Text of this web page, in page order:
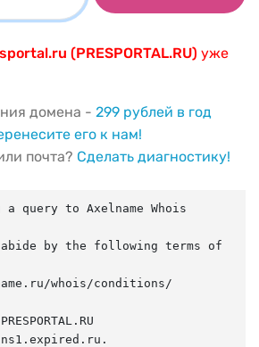
(PRESPORTAL.RU) уже
домена - 299 рублей в год
его к нам!
почта? Сделать диагностику!
query to Axelname Whois
abide by the following terms of
whois/conditions/